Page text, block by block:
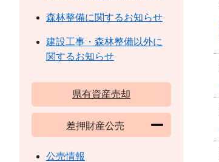
森林整備に関するお知らせ
建設工事・森林整備以外に
関するお知らせ
県有資産売却
差押財産公売
公売情報